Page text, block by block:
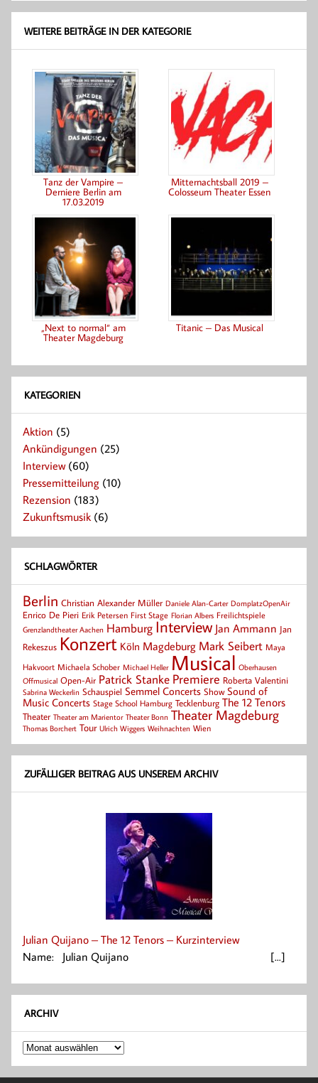
WEITERE BEITRÄGE IN DER KATEGORIE
Tanz der Vampire –
Derniere Berlin am
17.03.2019
Mitternachtsball 2019 –
Colosseum Theater Essen
„Next to normal“ am
Theater Magdeburg
Titanic – Das Musical
KATEGORIEN
Aktion (5)
Ankündigungen (25)
Interview(60)
Pressemitteilung (10)
Rezension (183)
Zukunftsmusik (6)
SCHLAGWÖRTER
Berlin Christian Alexander Müller Daniele Alan-Carter DomplatzOpenAir
Enrico De Pieri Erik Petersen First Stage Florian Albers Freilichtspiele
Grenzlandtheater Aachen Hamburg Interview Jan Ammann Jan
Rekeszus Konzert Köln Magdeburg Mark Seibert Maya
Hakvoort Michaela Schober Michael Heller Musical Oberhausen
Offmusical Open-Air Patrick Stanke Premiere Roberta Valentini
Sabrina Weckerlin Schauspiel Semmel Concerts Show Sound of
Music Concerts Stage School Hamburg Tecklenburg The 12 Tenors
Theater Theater am Marientor Theater Bonn Theater Magdeburg
Thomas Borchert Tour Ulrich Wiggers Weihnachten Wien
ZUFÄLLIGER BEITRAG AUS UNSEREM ARCHIV
Julian Quijano – The 12 Tenors – Kurzinterview
Name: Julian Quijano [...]
ARCHIV
Archiv